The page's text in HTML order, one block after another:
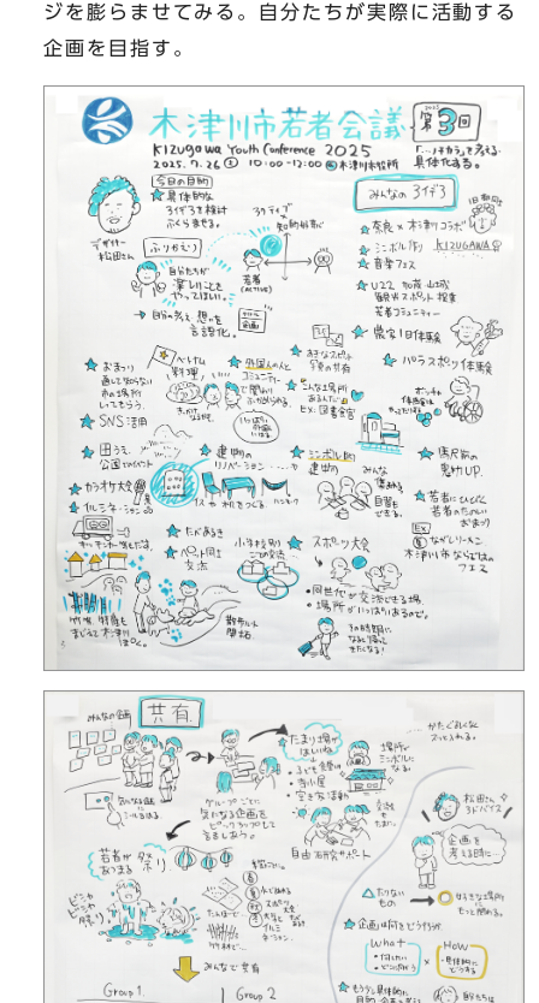
ジを膨らませてみる。自分たちが実際に活動する
企画を目指す。